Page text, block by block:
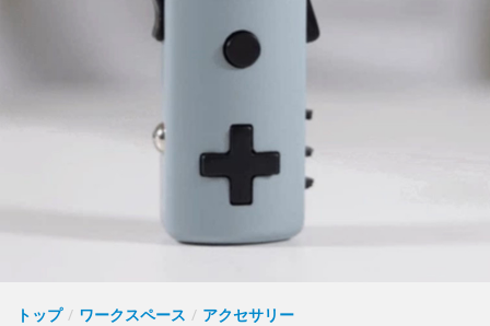
トップ / ワークスペース / アクセサリー